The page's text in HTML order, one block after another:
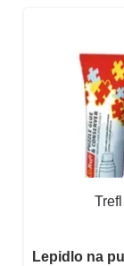
Trefl
Lepidlo na